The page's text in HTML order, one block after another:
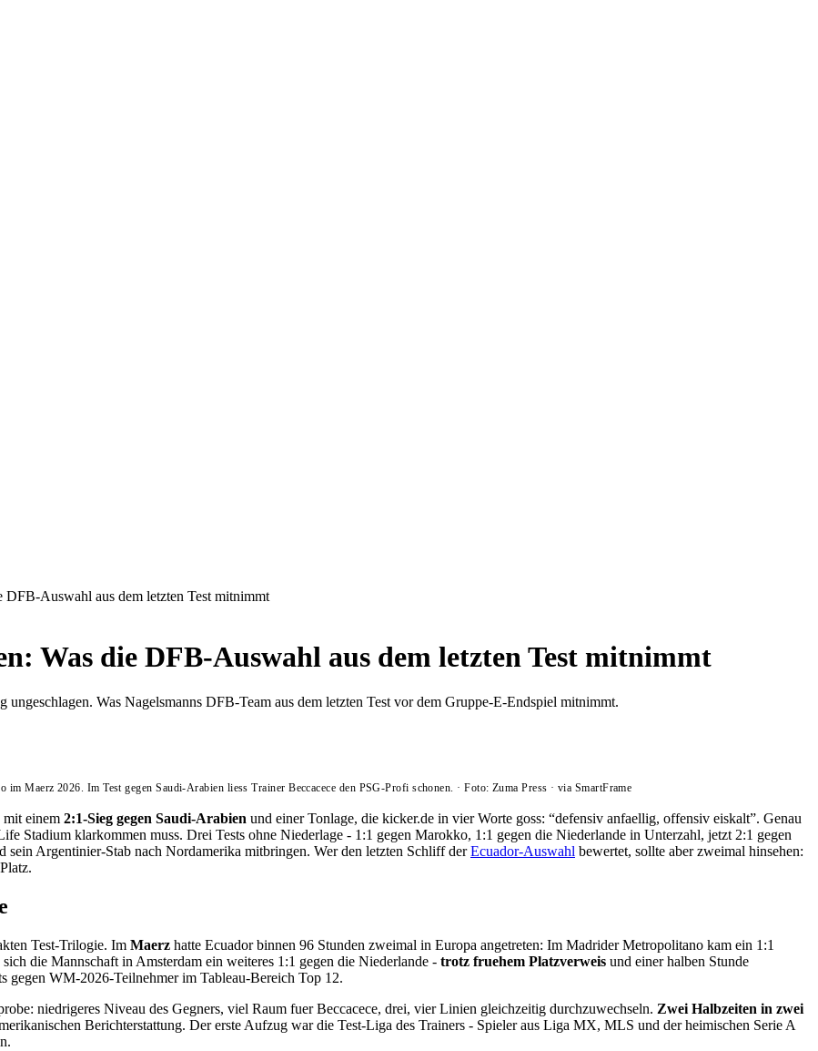
DFB-Auswahl aus dem letzten Test mitnimmt
Was die DFB-Auswahl aus dem letzten Test mitnimmt
Was Nagelsmanns DFB-Team aus dem letzten Test vor dem Gruppe-E-Endspiel mitnimmt.
Maerz 2026. Im Test gegen Saudi-Arabien liess Trainer Beccacece den PSG-Profi schonen. ·Foto: Zuma Press · via SmartFrame
einem 2:1-Sieg gegen Saudi-Arabien und einer Tonlage, die kicker.de in vier Worte goss: “defensiv anfaellig, offensiv eiskalt”. Genau
Stadium klarkommen muss. Drei Tests ohne Niederlage - 1:1 gegen Marokko, 1:1 gegen die Niederlande in Unterzahl, jetzt 2:1 gegen
sein Argentinier-Stab nach Nordamerika mitbringen. Wer den letzten Schliff derEcuador-Auswahl bewertet, sollte aber zweimal hinsehen:
Test-Trilogie. Im Maerz hatte Ecuador binnen 96 Stunden zweimal in Europa angetreten: Im Madrider Metropolitano kam ein 1:1
die Mannschaft in Amsterdam ein weiteres 1:1 gegen die Niederlande - trotz fruehem Platzverweis und einer halben Stunde
gegen WM-2026-Teilnehmer im Tableau-Bereich Top 12.
niedrigeres Niveau des Gegners, viel Raum fuer Beccacece, drei, vier Linien gleichzeitig durchzuwechseln. Zwei Halbzeiten in zwei
Berichterstattung. Der erste Aufzug war die Test-Liga des Trainers - Spieler aus Liga MX, MLS und der heimischen Serie A